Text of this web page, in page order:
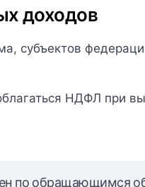
доходов
субъектов
НДФЛ при
по обращающимся